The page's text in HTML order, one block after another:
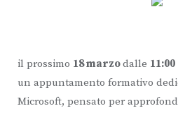
il prossimo 18 marzodalle
un appuntamento formativo
Microsoft, pensato per